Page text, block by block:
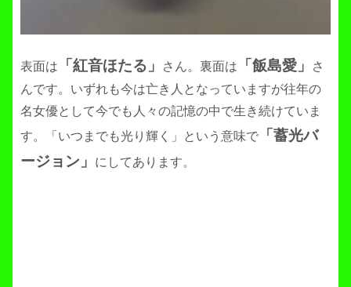
表面は 「紅音ほたる」 さん。裏面は 「飯島愛」
さ
んです。いずれも今は亡き人となっていますが往年の
名女優として今でも人々の記憶の中で生き続けていま
す。「いつまでも光り輝く」という意味で
「蓄光バ
ージョン」
にしてあります。